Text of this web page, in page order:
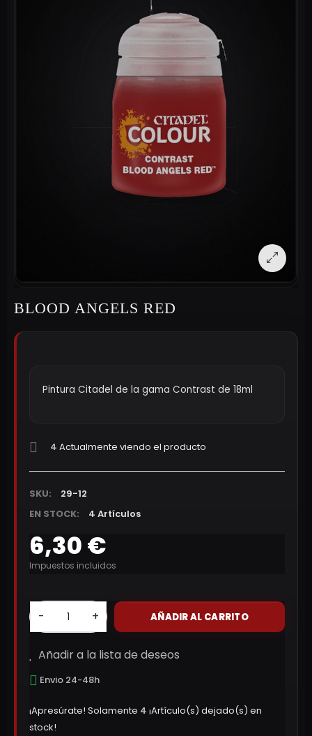
BLOOD ANGELS RED
Pintura Citadel de la gama Contrast de 18ml
4 Actualmente viendo el producto
SKU:
29-12
EN STOCK:
4 Artículos
6,30 €
Impuestos incluidos
- + AÑADIR AL CARRITO
Añadir a la lista de deseos
Envio 24-48h
¡Apresúrate! Solamente 4 ¡Artículo(s) dejado(s) en
stock!